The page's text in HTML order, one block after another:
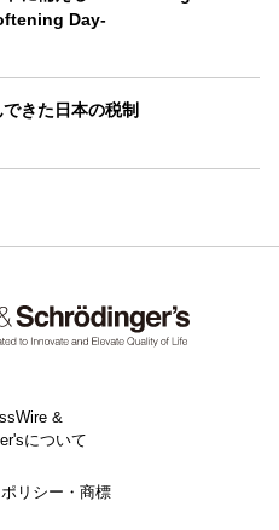
Day-
きた日本の税制
&
について
リシー・商標